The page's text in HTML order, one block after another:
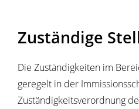
Zuständige
Die Zuständigkeiten im
geregelt in der
Zuständigkeitsverordnung